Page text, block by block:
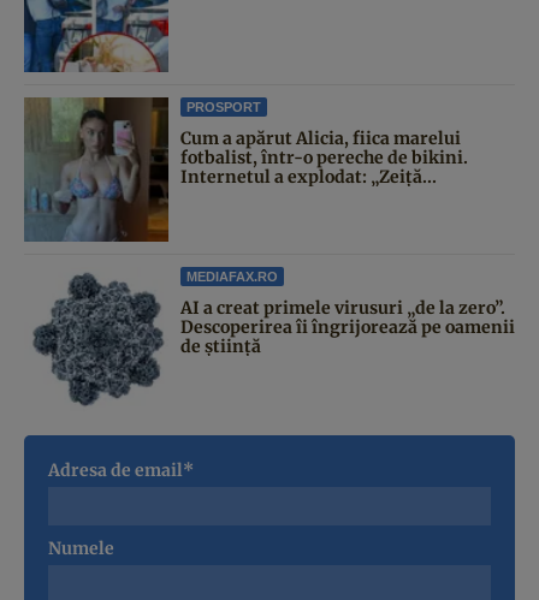
PROSPORT
Cum a apărut Alicia, fiica marelui
fotbalist, într-o pereche de bikini.
Internetul a explodat: „Zeiță...
MEDIAFAX.RO
AI a creat primele virusuri „de la zero”.
Descoperirea îi îngrijorează pe oamenii
de știință
Adresa de email*
Numele